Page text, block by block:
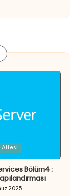
Ailesi
Bölüm4 :
2025